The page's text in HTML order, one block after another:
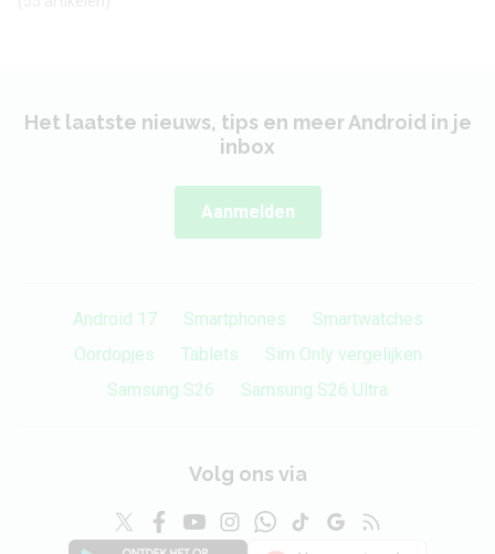
Het laatste nieuws, tips en meer Android in je
inbox
Aanmelden
Android 17 Smartphones
Smartwatches
Oordopjes
Tablets
Sim Only vergelijken
Samsung S26
Samsung S26 Ultra
Volg ons via